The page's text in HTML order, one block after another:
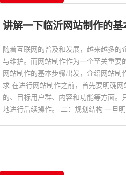
讲解一下临沂网站制作的基
随着互联网的普及和发展，越来越多的
与维护。而网站制作作为一个至关重要
网站制作的基本步骤出发，介绍网站制
求 在进行网站制作之前，首先要明确
的、目标用户群、内容和功能等方面。
地进行后续操作。 二：规划结构 一旦